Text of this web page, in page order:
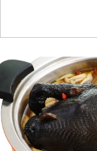
更多商品
購物說明
媒體報導
門市資訊